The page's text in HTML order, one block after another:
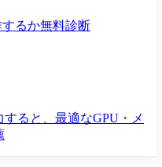
するか無料診断
ると、最適なGPU・メ